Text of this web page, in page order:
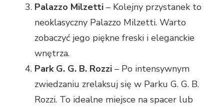
Palazzo Milzetti – Kolejny przystanek to
neoklasyczny Palazzo Milzetti. Warto
zobaczyć jego piękne freski i eleganckie
wnętrza.
Park G. G. B. Rozzi – Po intensywnym
zwiedzaniu zrelaksuj się w Parku G. G. B.
Rozzi. To idealne miejsce na spacer lub